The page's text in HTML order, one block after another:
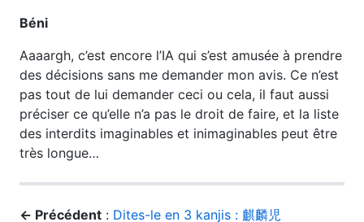
Béni
Aaaargh, c’est encore l’IA qui s’est amusée à prendre
des décisions sans me demander mon avis. Ce n’est
pas tout de lui demander ceci ou cela, il faut aussi
préciser ce qu’elle n’a pas le droit de faire, et la liste
des interdits imaginables et inimaginables peut être
très longue…
← Précédent : Dites-le en 3 kanjis : 麒麟児